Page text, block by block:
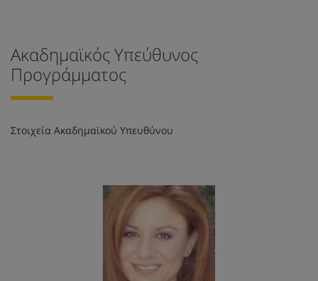
Ακαδημαϊκός Υπεύθυνος
Προγράμματος
Στοιχεία Ακαδημαϊκού Υπευθύνου